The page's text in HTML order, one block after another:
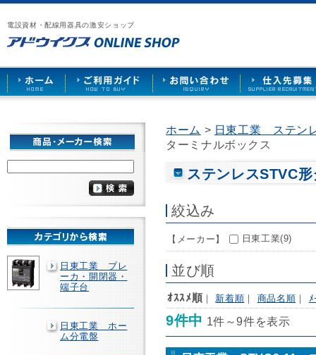
電設資材・配線用器具の激安ショップ
漏
電
ブ
レ
ー
カ
ー
や
照
ケ
ッ
ト
な
で
販
売
ア
ウ
イ
ス
HOME
ご
用
ガ
ド
お
い
合
せ
仕
先
募
日東工業 ブレ
ーカ・開閉器・
端子台
日東工業 ホー
ム分電盤
ホーム > 日東工業 ステン
ターミナルボックス
ステンレスSTVC
絞込み
【メーカー】 日東工業(9)
並び順
ｵｽｽﾒ順 ｜ 新着順 ｜ 商品名順 ｜ ﾒ
9件中 1件～9件を表示